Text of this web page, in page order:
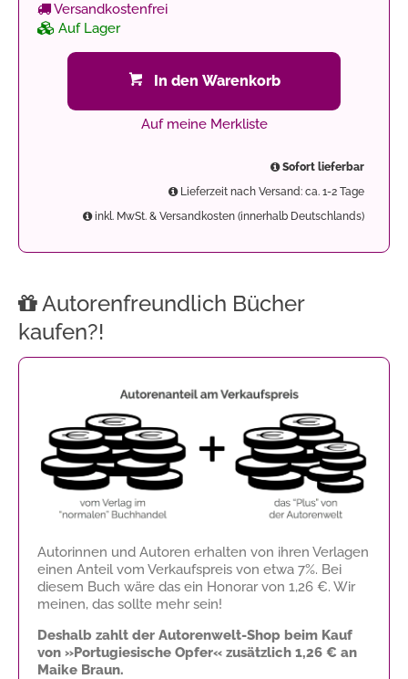
Versandkostenfrei
Auf Lager
In den Warenkorb
Auf meine Merkliste
Sofort lieferbar
Lieferzeit nach Versand: ca. 1-2 Tage
inkl. MwSt. & Versandkosten (innerhalb Deutschlands)
Autorenfreundlich Bücher
kaufen?!
Autorinnen und Autoren erhalten von ihren Verlagen
einen Anteil vom Verkaufspreis von etwa 7%. Bei
diesem Buch wäre das ein Honorar von 1,26 €. Wir
meinen, das sollte mehr sein!
Deshalb zahlt der Autorenwelt-Shop beim Kauf
von »Portugiesische Opfer« zusätzlich 1,26 € an
Maike Braun.